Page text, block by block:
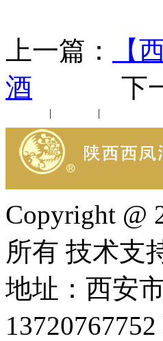
上一篇：
【
酒 下一
| |
Copyright @
所有 技术支
地址：西安